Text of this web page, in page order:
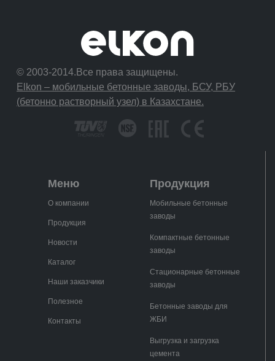
© 2003-2014.Все права защищены.
Elkon – мобильные бетонные заводы, БСУ, РБУ
(бетонно растворный узел) в Казахстане.
Меню
О компании
Продукция
Новости
Каталог
Наши заказчики
Полезное
Контакты
Продукция
Мобильные бетонные
заводы
Компактные бетонные
заводы
Стационарные бетонные
заводы
Бетонные заводы для
ЖБИ
Выгрузка и загрузка
цемента